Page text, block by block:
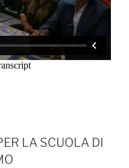
LA SCUOLA DI